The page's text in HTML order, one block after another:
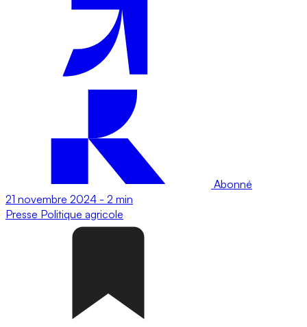
Abonné
21 novembre 2024 - 2 min
Presse Politique agricole